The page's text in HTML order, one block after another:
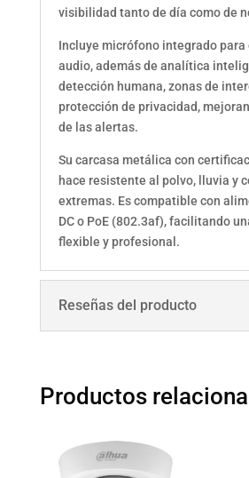
visibilidad tanto de día como de
Incluye micrófono integrado para
audio, además de analítica
detección humana, zonas de
protección de privacidad,
de las alertas.
Su carcasa metálica con
hace resistente al polvo, lluvia y
extremas. Es compatible con
DC o PoE (802.3af), facilitando
flexible y profesional.
Reseñas del producto
Productos